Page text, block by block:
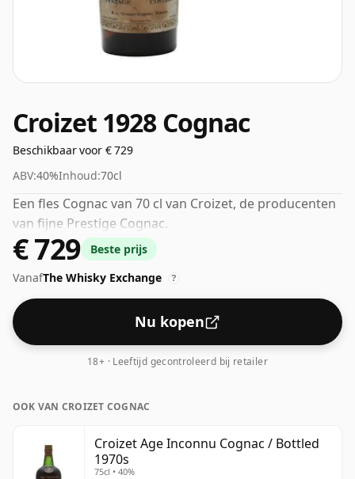
Croizet 1928 Cognac
Beschikbaar voor € 729
ABV:40%Inhoud:70cl
Een fles Cognac van 70 cl van Croizet, de producenten
van fijne Prestige Cognac.
€ 729
Beste prijs
VanafThe Whisky Exchange ?
Nu kopen
18+ · Leeftijd gecontroleerd bij retailer
OOK VAN CROIZET COGNAC
Croizet Age Inconnu Cognac / Bottled
1970s
75cl • 40%